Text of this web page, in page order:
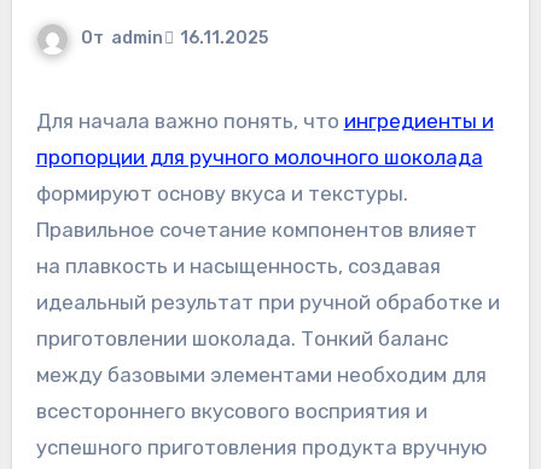
От admin 16.11.2025
Для начала важно понять, что ингредиенты и
пропорции для ручного молочного шоколада
формируют основу вкуса и текстуры.
Правильное сочетание компонентов влияет
на плавкость и насыщенность, создавая
идеальный результат при ручной обработке и
приготовлении шоколада. Тонкий баланс
между базовыми элементами необходим для
всестороннего вкусового восприятия и
успешного приготовления продукта вручную